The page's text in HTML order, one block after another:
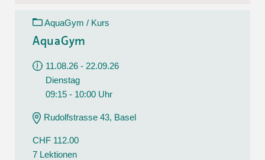
AquaGym / Kurs
AquaGym
11.08.26 - 22.09.26
Dienstag
09:15 - 10:00 Uhr
Rudolfstrasse 43, Basel
CHF 112.00
7 Lektionen